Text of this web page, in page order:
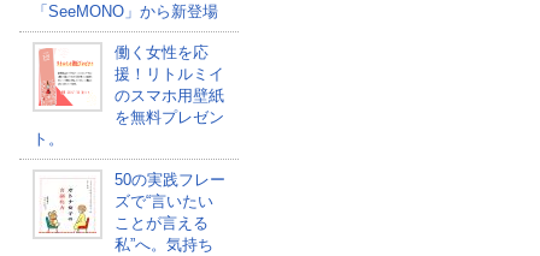
「SeeMONO」から新登場
働く女性を応
援！リトルミイ
のスマホ用壁紙
を無料プレゼン
ト。
50の実践フレー
ズで“言いたい
ことが言える
私”へ。気持ち